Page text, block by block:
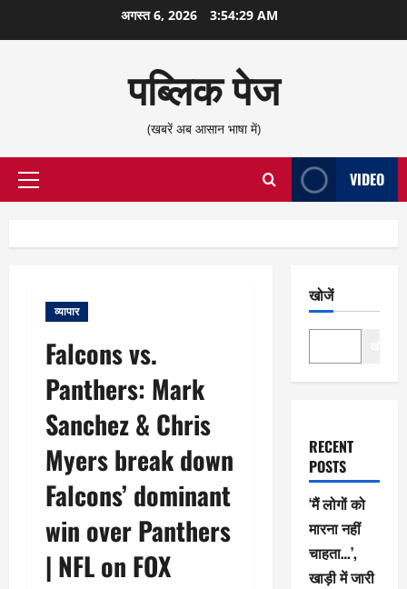
सामग्री
अगस्त 6, 2026 3:54:30 AM
पब्लिक पेज
(खबरें अब आसान भाषा में)
प्राथमिक
VIDEO
व्यापार
Falcons vs.
Panthers: Mark
Sanchez & Chris
Myers break down
Falcons’ dominant
win over Panthers
| NFL on FOX
खोजें
RECENT
POSTS
‘मैं लोगों को
मारना नहीं
चाहता…’,
खाड़ी में जारी